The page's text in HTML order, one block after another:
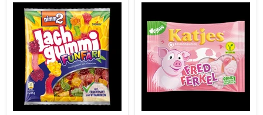
nimm2
Lachgummi
Funfari
225g
Katjes
Ferkel
175g